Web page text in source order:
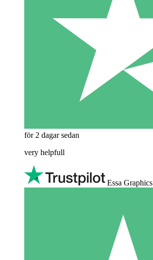
för 2 dagar sedan
very helpfull
Essa Graphics